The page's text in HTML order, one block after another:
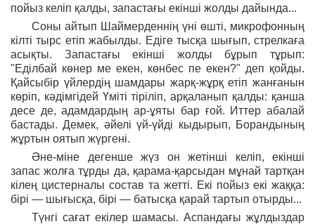
пойыз келіп қалды, запастағы екінші жолды дайында...
Соны айтып Шаймерденнің үні өшті, микрофонның
кілті тырс етіп жабылды. Едіге тысқа шығып, стрелкаға
асықты. Запастағы екінші жолды бұрып тұрып:
"Еділбай көнер ме екен, көнбес пе екен?" деп қойды.
Қайсыбір үйлердің шамдары жарқ-жұрқ етіп жанғанын
көріп, кәдімгідей Үміті тіріліп, арқаланып қалды: қанша
десе де, адамдардың ар-ұяты бар ғой. Иттер абалай
бастады. Демек, әйелі үй-үйді кыдырып, Борандының
жұртын оятып жүргені.
Әне-міне дегенше жүз он жетінші келіп, екінші
запас жолға тұрды да, қарама-қарсыдан мұнай тартқан
кілең цистерналы состав та жетті. Екі пойыз екі жаққа:
бірі — шығысқа, бірі — батысқа қарай тартып отырды...
Түнгі сағат екілер шамасы. Аспандағы жұлдыздар